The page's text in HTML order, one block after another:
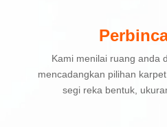
Kami menilai ruang anda
mencadangkan pilihan
segi reka bentuk,